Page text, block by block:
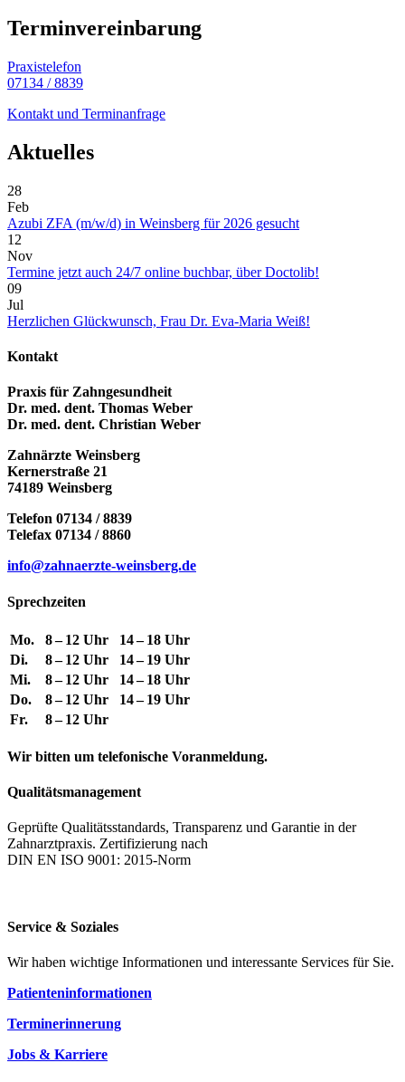
Terminvereinbarung
Praxistelefon
07134 / 8839
Kontakt und Terminanfrage
Aktuelles
28
Feb
Azubi ZFA (m/w/d) in Weinsberg für 2026 gesucht
12
Nov
Termine jetzt auch 24/7 online buchbar, über Doctolib!
09
Jul
Herzlichen Glückwunsch, Frau Dr. Eva-Maria Weiß!
Kontakt
Praxis für Zahngesundheit
Dr. med. dent. Thomas Weber
Dr. med. dent. Christian Weber
Zahnärzte Weinsberg
Kernerstraße 21
74189 Weinsberg
Telefon 07134 / 8839
Telefax 07134 / 8860
info@zahnaerzte-weinsberg.de
Sprechzeiten
Mo. 8 – 12 Uhr
14 – 18 Uhr
Di.
8 – 12 Uhr
14 – 19 Uhr
Mi.
8 – 12 Uhr
14 – 18 Uhr
Do.
8 – 12 Uhr
14 – 19 Uhr
Fr.
8 – 12 Uhr
Wir bitten um telefonische Voranmeldung.
Qualitätsmanagement
Geprüfte Qualitätsstandards, Transparenz und Garantie in der
Zahnarztpraxis. Zertifizierung nach
DIN EN ISO 9001: 2015-Norm
Service & Soziales
Wir haben wichtige Informationen und interessante Services für Sie.
Patienteninformationen
Terminerinnerung
Jobs & Karriere